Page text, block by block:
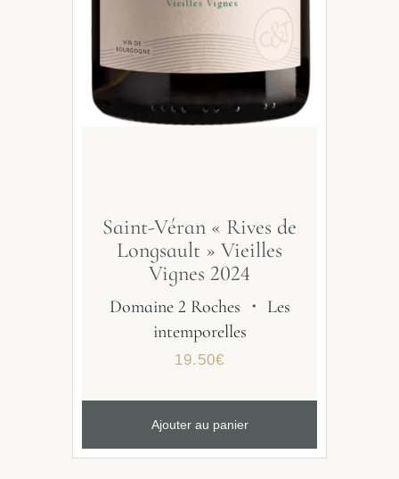
Saint-Véran « Rives de
Longsault » Vieilles
Vignes 2024
Domaine 2 Roches ・ Les
intemporelles
19.50€
Ajouter au panier